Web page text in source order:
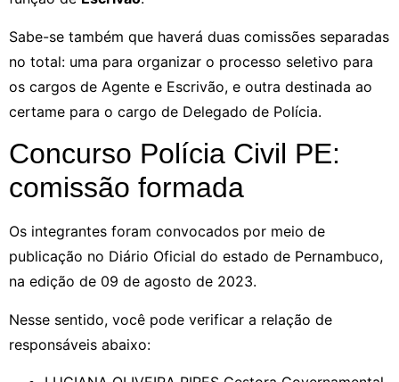
Sabe-se também que haverá duas comissões separadas
no total: uma para organizar o processo seletivo para
os cargos de Agente e Escrivão, e outra destinada ao
certame para o cargo de Delegado de Polícia.
Concurso Polícia Civil PE:
comissão formada
Os integrantes foram convocados por meio de
publicação no Diário Oficial do estado de Pernambuco,
na edição de 09 de agosto de 2023.
Nesse sentido, você pode verificar a relação de
responsáveis abaixo: